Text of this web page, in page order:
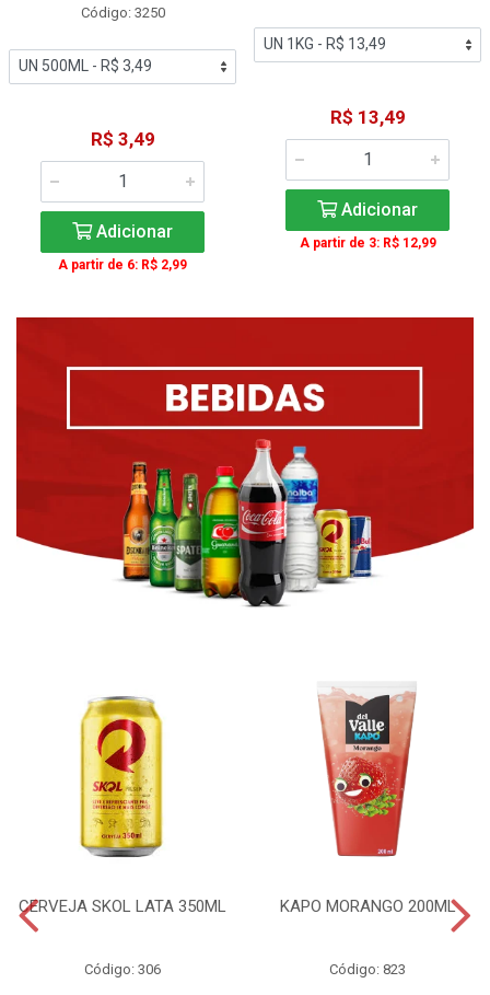
Código: 3250
R$ 3,49
Adicionar
A partir de 6: R$ 2,99
R$ 13,49
Adicionar
A partir de 3: R$ 12,99
CERVEJA SKOL LATA 350ML
Código: 306
KAPO MORANGO 200ML
Código: 823